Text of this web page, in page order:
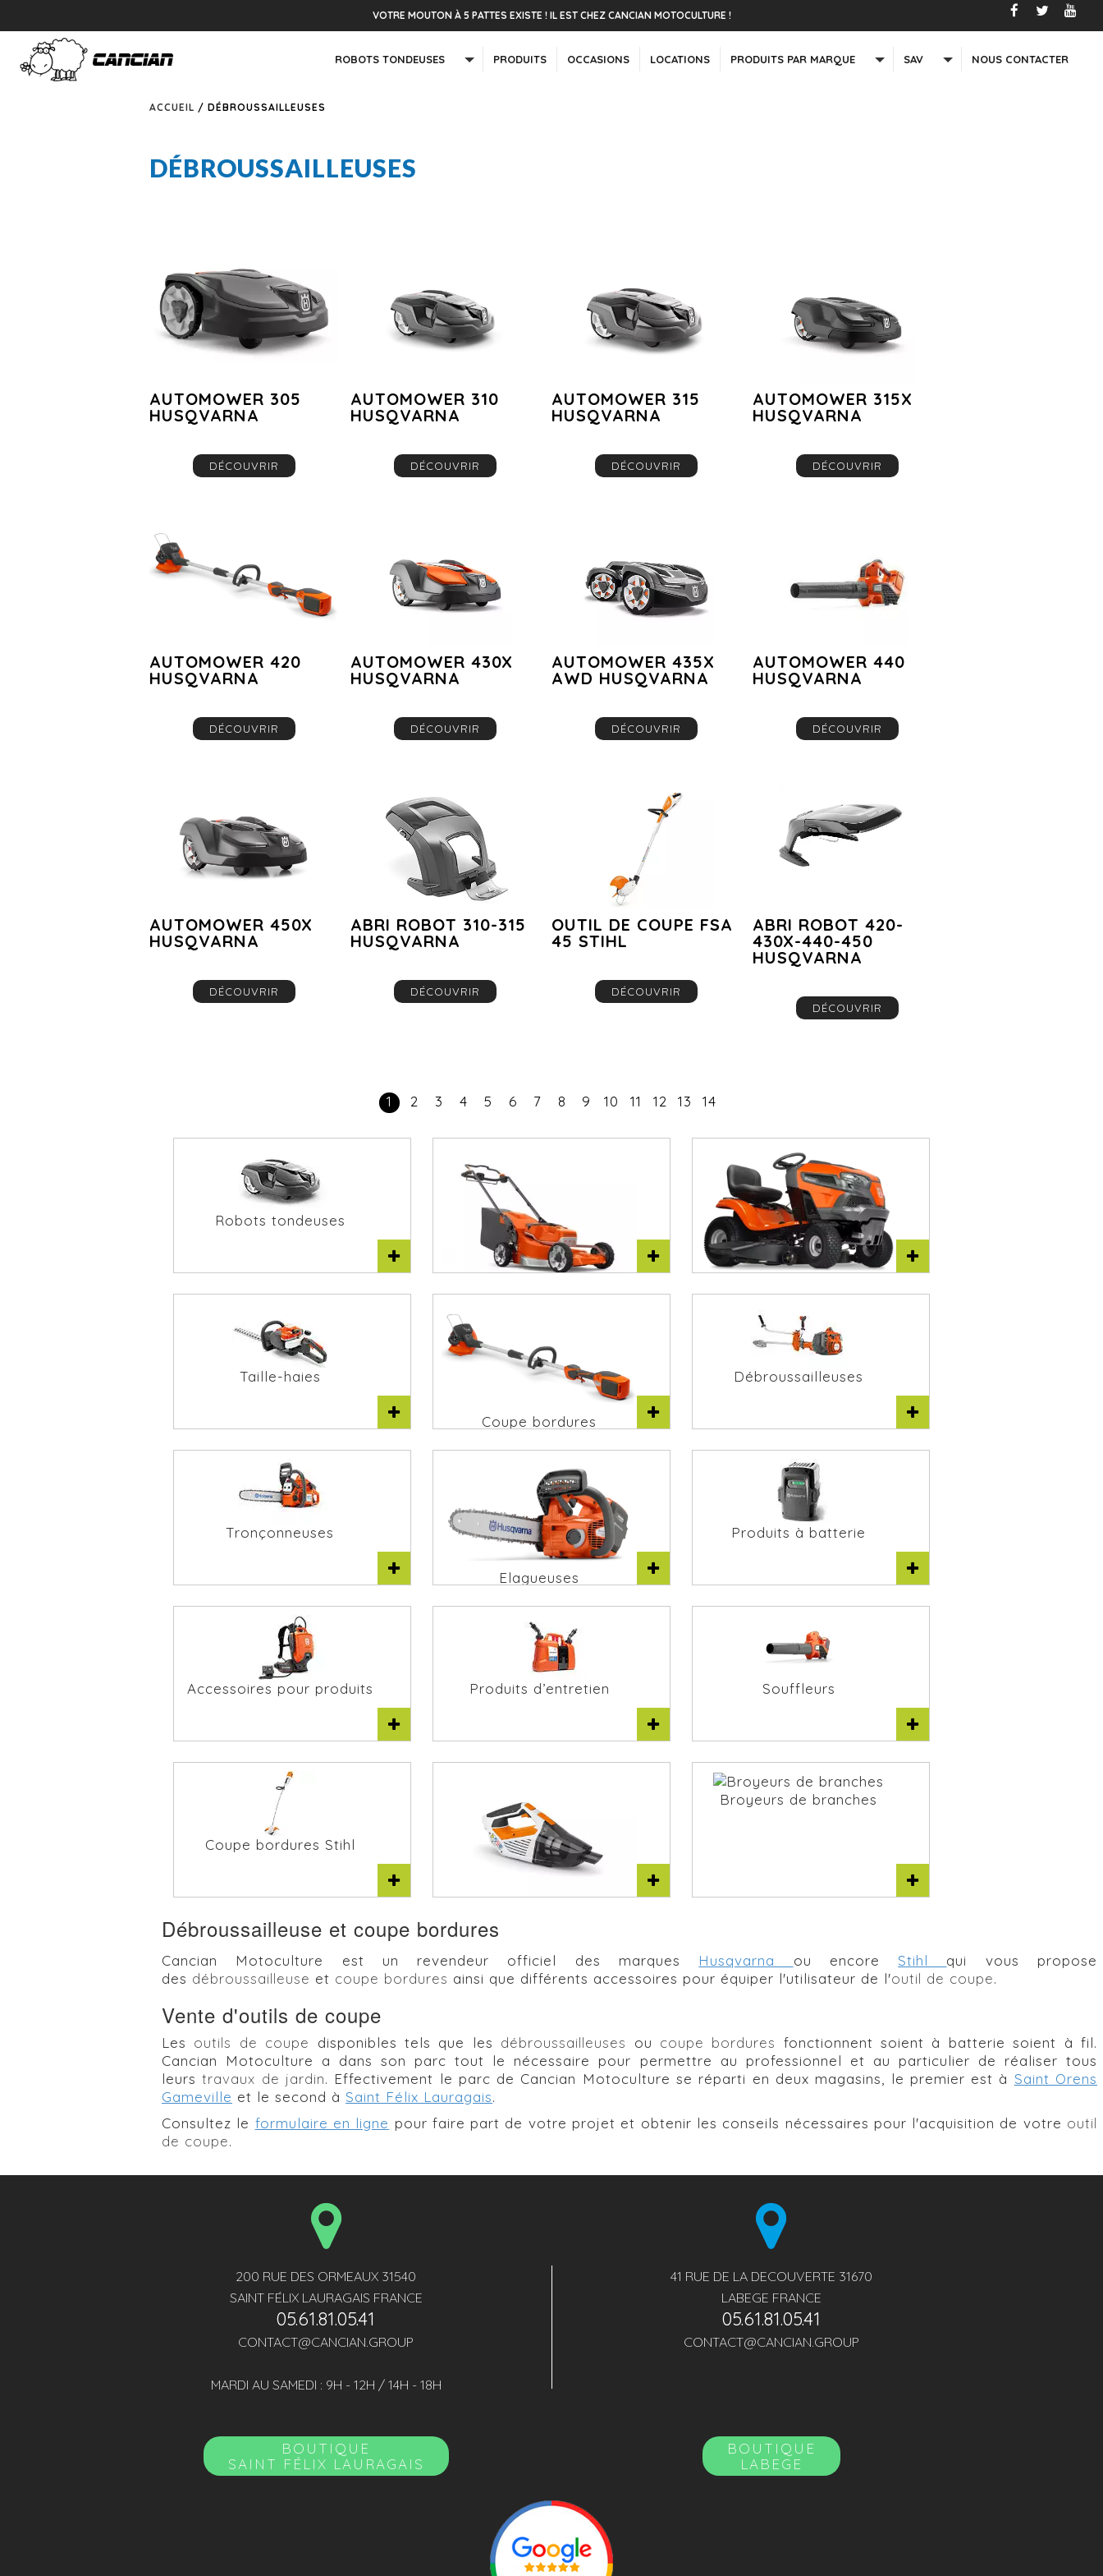
VOTRE MOUTON À 5 PATTES EXISTE ! IL EST CHEZ CANCIAN MOTOCULTURE !
ROBOTS TONDEUSES PRODUITS OCCASIONS LOCATIONS PRODUITS PAR MARQUE SAV NOUS CONTACTER
ACCUEIL / DÉBROUSSAILLEUSES
DÉBROUSSAILLEUSES
AUTOMOWER 305
HUSQVARNA
DÉCOUVRIR
AUTOMOWER 310
HUSQVARNA
DÉCOUVRIR
AUTOMOWER 315
HUSQVARNA
DÉCOUVRIR
AUTOMOWER 315X
HUSQVARNA
DÉCOUVRIR
AUTOMOWER 420
HUSQVARNA
DÉCOUVRIR
AUTOMOWER 430X
HUSQVARNA
DÉCOUVRIR
AUTOMOWER 435X
AWD HUSQVARNA
DÉCOUVRIR
AUTOMOWER 440
HUSQVARNA
DÉCOUVRIR
AUTOMOWER 450X
HUSQVARNA
DÉCOUVRIR
ABRI ROBOT 310-315
HUSQVARNA
DÉCOUVRIR
OUTIL DE COUPE FSA
45 STIHL
DÉCOUVRIR
ABRI ROBOT 420-
430X-440-450
HUSQVARNA
DÉCOUVRIR
1 2 3 4 5 6 7 8 9 10 11 12 13 14
Robots tondeuses
Taille-haies
Coupe bordures
Débroussailleuses
Tronçonneuses
Elagueuses
Produits à batterie
Accessoires pour produits Produits d’entretien Souffleurs
Coupe bordures Stihl
Broyeurs de branches
Débroussailleuse et coupe bordures
Cancian Motoculture est un revendeur officiel des marques Husqvarna ou encore Stihl qui vous propose
des débroussailleuse et coupe bordures ainsi que différents accessoires pour équiper l'utilisateur de l'outil de coupe.
Vente d'outils de coupe
Les outils de coupe disponibles tels que les débroussailleuses ou coupe bordures fonctionnent soient à batterie soient à fil.
Cancian Motoculture a dans son parc tout le nécessaire pour permettre au professionnel et au particulier de réaliser tous
leurstravaux de jardin. Effectivement le parc de Cancian Motoculture se réparti en deux magasins, le premier est à Saint Orens
Gameville et le second à Saint Félix Lauragais.
Consultez le formulaire en ligne pour faire part de votre projet et obtenir les conseils nécessaires pour l'acquisition de votre outil
de coupe.
200 RUE DES ORMEAUX 31540
SAINT FÉLIX LAURAGAIS FRANCE
05.61.81.05.41
CONTACT@CANCIAN.GROUP
MARDI AU SAMEDI : 9H - 12H / 14H - 18H
BOUTIQUE
SAINT FÉLIX LAURAGAIS
41 RUE DE LA DECOUVERTE 31670
LABEGE FRANCE
05.61.81.05.41
CONTACT@CANCIAN.GROUP
BOUTIQUE
LABEGE